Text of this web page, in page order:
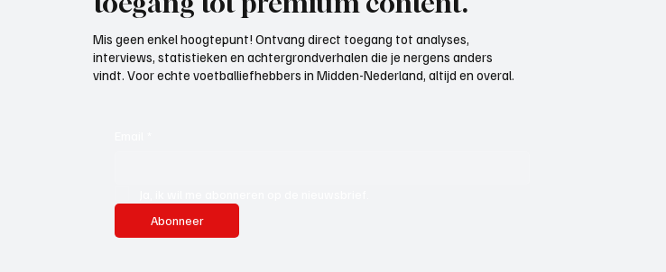
Mis geen enkel hoogtepunt! Ontvang direct toegang tot analyses,
interviews, statistieken en achtergrondverhalen die je nergens anders
vindt. Voor echte voetballiefhebbers in Midden-Nederland, altijd en overal.
Abonneer